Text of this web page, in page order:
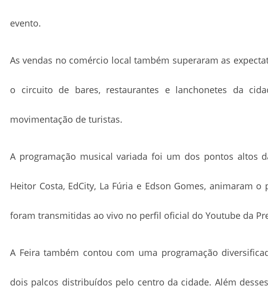
evento.
As vendas no comércio local também superaram as
o circuito de bares, restaurantes e lanchonetes da
movimentação de turistas.
A programação musical variada foi um dos pontos altos
Heitor Costa, EdCity, La Fúria e Edson Gomes, animaram
foram transmitidas ao vivo no perfil oficial do Youtube da
A Feira também contou com uma programação
dois palcos distribuídos pelo centro da cidade. Além